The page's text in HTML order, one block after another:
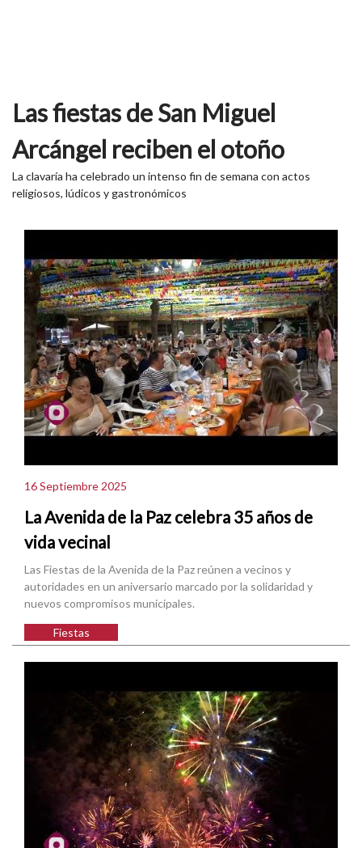
Las fiestas de San Miguel
Arcángel reciben el otoño
La clavaría ha celebrado un intenso fin de semana con actos
religiosos, lúdicos y gastronómicos
16 Septiembre 2025
La Avenida de la Paz celebra 35 años de
vida vecinal
Las Fiestas de la Avenida de la Paz reúnen a vecinos y
autoridades en un aniversario marcado por la solidaridad y
nuevos compromisos municipales.
Fiestas